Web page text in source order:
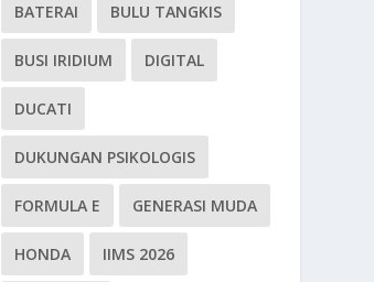
BATERAI BULU TANGKIS
BUSI IRIDIUM DIGITAL
DUCATI
DUKUNGAN PSIKOLOGIS
FORMULA E GENERASI MUDA
HONDA IIMS 2026